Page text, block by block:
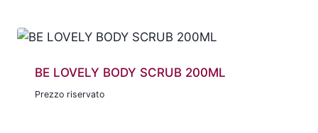
BE LOVELY BODY SCRUB 200ML
Prezzo riservato